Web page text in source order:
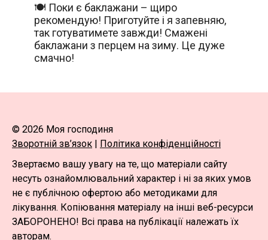
🍽️ Поки є баклажани – щиро
рекомендую! Приготуйте і я запевняю,
так готуватимете завжди! Смажені
баклажани з перцем на зиму. Це дуже
смачно!
© 2026 Моя господиня
Зворотній зв’язок | Політика конфіденційності
Звертаємо вашу увагу на те, що матеріали сайту
несуть ознайомлювальний характер і ні за яких умов
не є публічною офертою або методиками для
лікування. Копіювання матеріалу на інші веб-ресурси
ЗАБОРОНЕНО! Всі права на публікації належать їх
авторам.